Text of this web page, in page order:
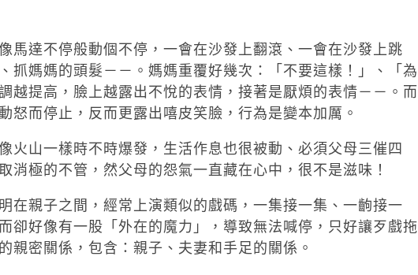
馬達不停般動個不停，一會在沙發上翻滾、一會在沙發上跳
抓媽媽的頭髮－－。媽媽重覆好幾次：「不要這樣！」、「為
越提高，臉上越露出不悅的表情，接著是厭煩的表情－－。而
怒而停止，反而更露出嘻皮笑臉，行為是變本加厲。
火山一樣時不時爆發，生活作息也很被動、必須父母三催四
消極的不管，然父母的怨氣一直藏在心中，很不是滋味！
在親子之間，經常上演類似的戲碼，一集接一集、一齣接一
卻好像有一股「外在的魔力」，導致無法喊停，只好讓歹戲拖
親密關係，包含：親子、夫妻和手足的關係。